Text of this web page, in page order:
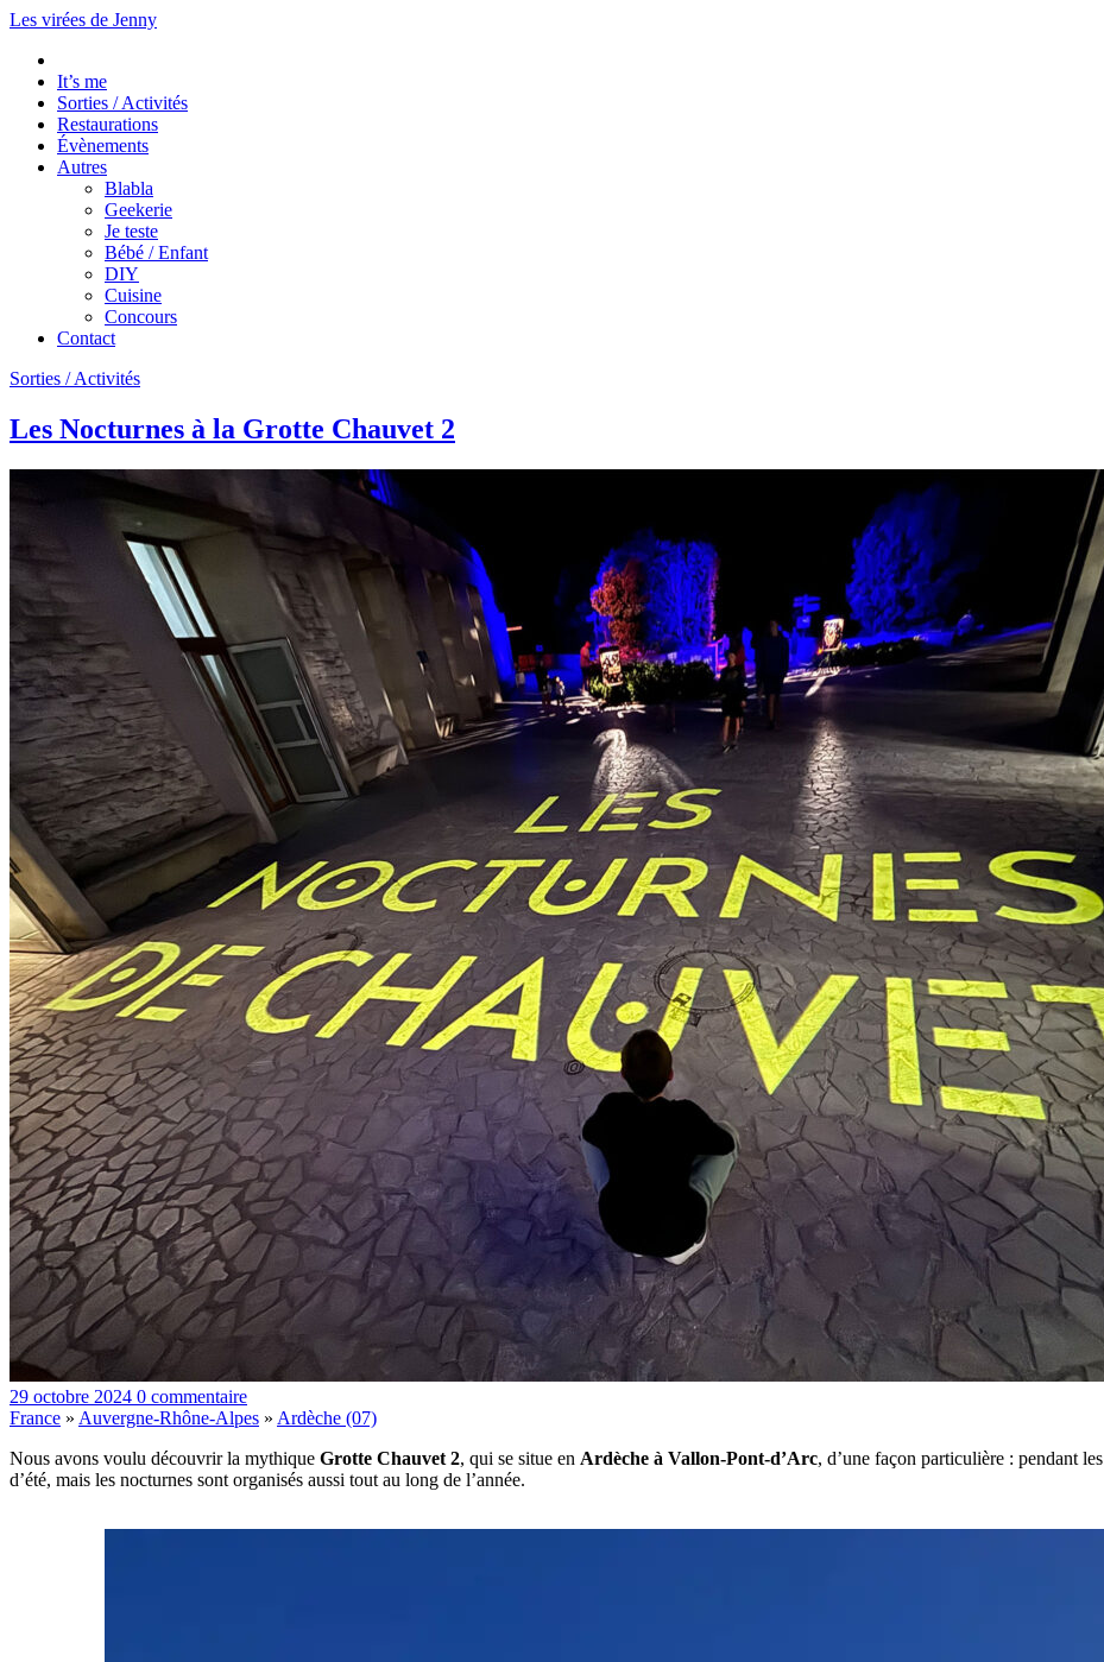
Les virées de Jenny
It’s me
Sorties / Activités
Restaurations
Évènements
Autres
Blabla
Geekerie
Je teste
Bébé / Enfant
DIY
Cuisine
Concours
Contact
Sorties / Activités
Les Nocturnes à la Grotte Chauvet 2
29 octobre 2024 0 commentaire
France » Auvergne-Rhône-Alpes » Ardèche (07)
Nous avons voulu découvrir la mythique Grotte Chauvet 2, qui se situe en Ardèche à Vallon-Pont-d’Arc, d’une façon particulière : pendant les
d’été, mais les nocturnes sont organisés aussi tout au long de l’année.